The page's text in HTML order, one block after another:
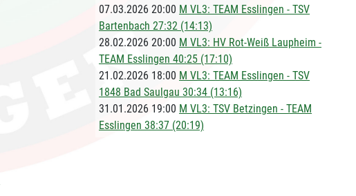
07.03.2026 20:00 M VL3: TEAM Esslingen - TSV
Bartenbach 27:32 (14:13)
28.02.2026 20:00 M VL3: HV Rot-Weiß Laupheim -
TEAM Esslingen 40:25 (17:10)
21.02.2026 18:00 M VL3: TEAM Esslingen - TSV
1848 Bad Saulgau 30:34 (13:16)
31.01.2026 19:00 M VL3: TSV Betzingen - TEAM
Esslingen 38:37 (20:19)